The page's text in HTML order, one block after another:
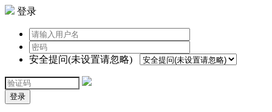
登录
安全提问(未设置请忽略)
登录